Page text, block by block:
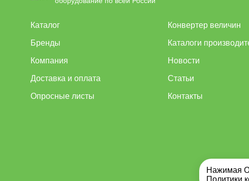
Каталог
Бренды
Компания
Доставка и оплата
Опросные листы
Конвертер величин
Каталоги
Новости
Статьи
Контакты
Нажимая
Политики